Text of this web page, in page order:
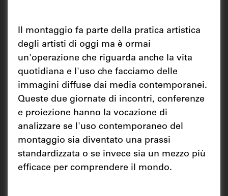
Il montaggio fa parte della pratica artistica
degli artisti di oggi ma è ormai
un'operazione che riguarda anche la vita
quotidiana e l'uso che facciamo delle
immagini diffuse dai media contemporanei.
Queste due giornate di incontri, conferenze
e proiezione hanno la vocazione di
analizzare se l'uso contemporaneo del
montaggio sia diventato una prassi
standardizzata o se invece sia un mezzo più
efficace per comprendere il mondo.